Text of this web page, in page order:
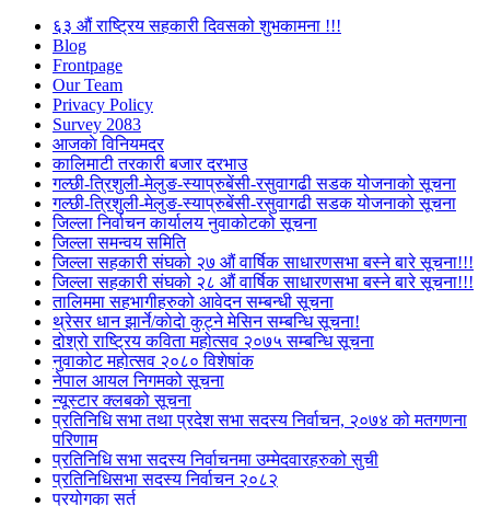
६३ औं राष्ट्रिय सहकारी दिवसको शुभकामना !!!
Blog
Frontpage
Our Team
Privacy Policy
Survey 2083
आजकाे विनियमदर
कालिमाटी तरकारी बजार दरभाउ
गल्छी-त्रिशुली-मेलुङ-स्याप्रुबेंसी-रसुवागढी सडक योजनाको सूचना
गल्छी-त्रिशुली-मेलुङ-स्याप्रुबेंसी-रसुवागढी सडक योजनाको सूचना
जिल्ला निर्वाचन कार्यालय नुवाकोटको सूचना
जिल्ला समन्वय समिति
जिल्ला सहकारी संघको २७ औं वार्षिक साधारणसभा बस्ने बारे सूचना!!!
जिल्ला सहकारी संघको २८ औं वार्षिक साधारणसभा बस्ने बारे सूचना!!!
तालिममा सहभागीहरुको आवेदन सम्बन्धी सूचना
थ्रेसर धान झार्ने/काेदाे कुट्ने मेसिन सम्बन्धि सूचना!
दोश्रो राष्ट्रिय कविता महोत्सव २०७५ सम्बन्धि सूचना
नुवाकोट महोत्सव २०८० विशेषांक
नेपाल आयल निगमको सूचना
न्यूस्टार क्लबको सूचना
प्रतिनिधि सभा तथा प्रदेश सभा सदस्य निर्वाचन, २०७४ को मतगणना
परिणाम
प्रतिनिधि सभा सदस्य निर्वाचनमा उम्मेदवारहरुको सुची
प्रतिनिधिसभा सदस्य निर्वाचन २०८२
प्रयोगका सर्त